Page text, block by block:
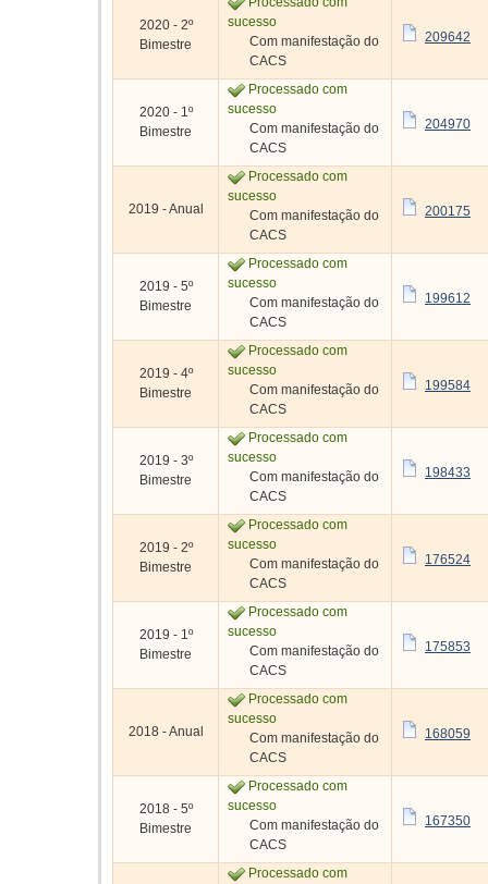
2020 - 2º
Bimestre
sucesso
Com manifestação do
CACS
209642
2020 - 1º
Bimestre
Processado com
sucesso
Com manifestação do
CACS
204970
2019 - Anual
Processado com
sucesso
Com manifestação do
CACS
200175
2019 - 5º
Bimestre
Processado com
sucesso
Com manifestação do
CACS
199612
2019 - 4º
Bimestre
Processado com
sucesso
Com manifestação do
CACS
199584
2019 - 3º
Bimestre
Processado com
sucesso
Com manifestação do
CACS
198433
2019 - 2º
Bimestre
Processado com
sucesso
Com manifestação do
CACS
176524
2019 - 1º
Bimestre
Processado com
sucesso
Com manifestação do
CACS
175853
2018 - Anual
Processado com
sucesso
Com manifestação do
CACS
168059
2018 - 5º
Bimestre
Processado com
sucesso
Com manifestação do
CACS
167350
Processado com